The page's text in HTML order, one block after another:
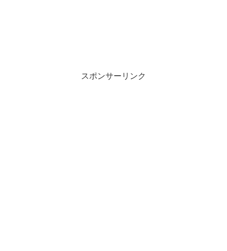
スポンサーリンク